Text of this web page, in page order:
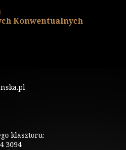
Konwentualnych
klasztoru:
3094